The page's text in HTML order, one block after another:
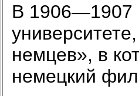
В 1906—1907
немцев», в
немецкий